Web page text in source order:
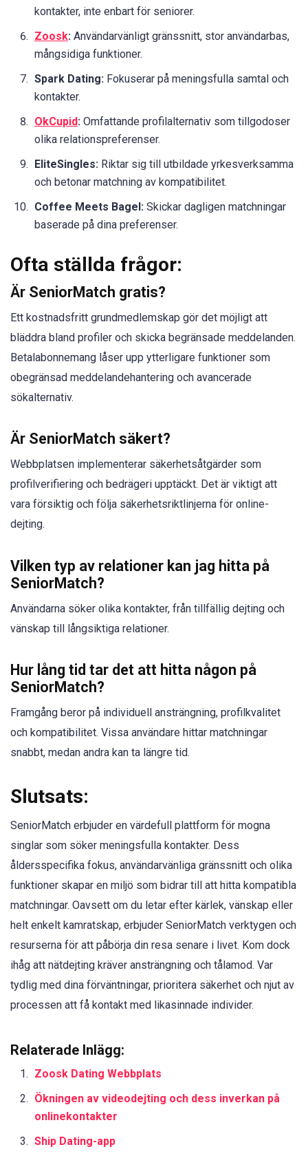
kontakter, inte enbart för seniorer.
Zoosk: Användarvänligt gränssnitt, stor användarbas,
mångsidiga funktioner.
Spark Dating: Fokuserar på meningsfulla samtal och
kontakter.
OkCupid: Omfattande profilalternativ som tillgodoser
olika relationspreferenser.
EliteSingles: Riktar sig till utbildade yrkesverksamma
och betonar matchning av kompatibilitet.
Coffee Meets Bagel: Skickar dagligen matchningar
baserade på dina preferenser.
Ofta ställda frågor:
Är SeniorMatch gratis?
Ett kostnadsfritt grundmedlemskap gör det möjligt att
bläddra bland profiler och skicka begränsade meddelanden.
Betalabonnemang låser upp ytterligare funktioner som
obegränsad meddelandehantering och avancerade
sökalternativ.
Är SeniorMatch säkert?
Webbplatsen implementerar säkerhetsåtgärder som
profilverifiering och bedrägeri upptäckt. Det är viktigt att
vara försiktig och följa säkerhetsriktlinjerna för online-
dejting.
Vilken typ av relationer kan jag hitta på
SeniorMatch?
Användarna söker olika kontakter, från tillfällig dejting och
vänskap till långsiktiga relationer.
Hur lång tid tar det att hitta någon på
SeniorMatch?
Framgång beror på individuell ansträngning, profilkvalitet
och kompatibilitet. Vissa användare hittar matchningar
snabbt, medan andra kan ta längre tid.
Slutsats:
SeniorMatch erbjuder en värdefull plattform för mogna
singlar som söker meningsfulla kontakter. Dess
åldersspecifika fokus, användarvänliga gränssnitt och olika
funktioner skapar en miljö som bidrar till att hitta kompatibla
matchningar. Oavsett om du letar efter kärlek, vänskap eller
helt enkelt kamratskap, erbjuder SeniorMatch verktygen och
resurserna för att påbörja din resa senare i livet. Kom dock
ihåg att nätdejting kräver ansträngning och tålamod. Var
tydlig med dina förväntningar, prioritera säkerhet och njut av
processen att få kontakt med likasinnade individer.
Relaterade Inlägg:
Zoosk Dating Webbplats
Ökningen av videodejting och dess inverkan på
onlinekontakter
Ship Dating-app